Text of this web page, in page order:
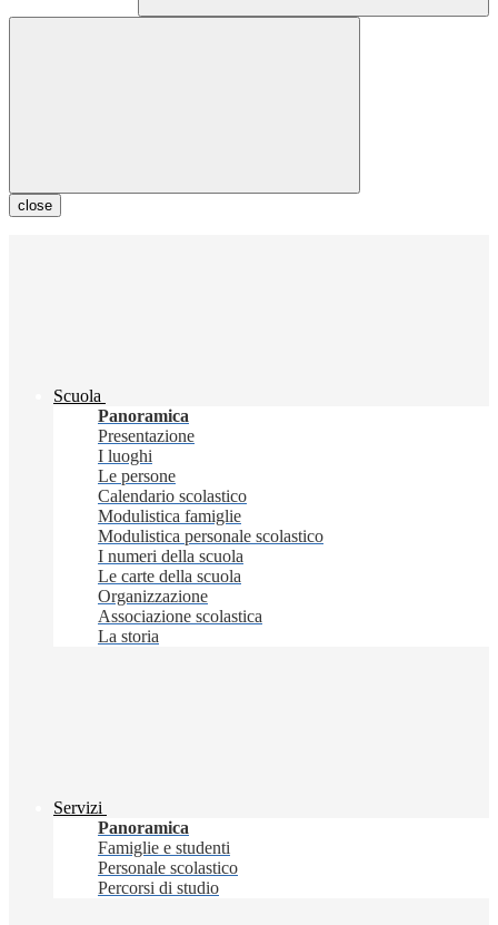
close
Scuola
Panoramica
Presentazione
I luoghi
Le persone
Calendario scolastico
Modulistica famiglie
Modulistica personale scolastico
I numeri della scuola
Le carte della scuola
Organizzazione
Associazione scolastica
La storia
Servizi
Panoramica
Famiglie e studenti
Personale scolastico
Percorsi di studio